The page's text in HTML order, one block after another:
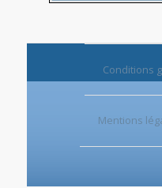
Conditions
Mentions